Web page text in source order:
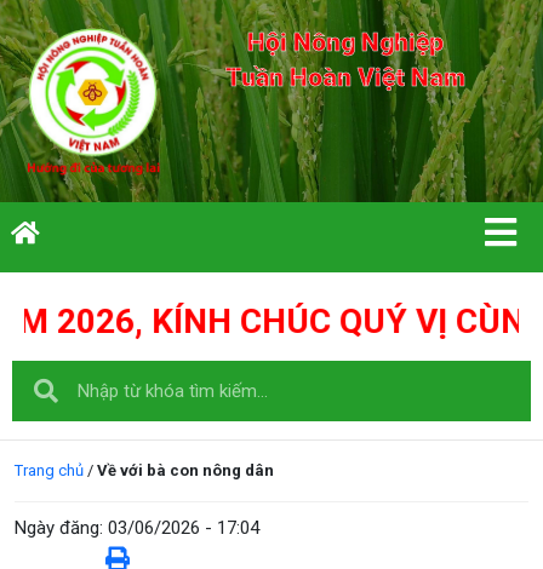
Hội Nông Nghiệp
Tuần Hoàn Việt Nam
QUÝ VỊ CÙNG GIA ĐÌNH:
Trang chủ / Về với bà con nông dân
Ngày đăng: 03/06/2026 - 17:04